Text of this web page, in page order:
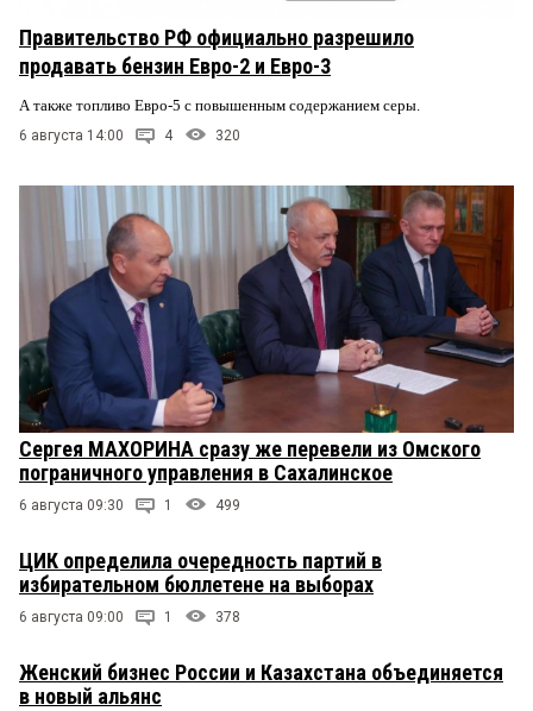
Правительство РФ официально разрешило
продавать бензин Евро-2 и Евро-3
А также топливо Евро-5 с повышенным содержанием серы.
6 августа 14:00 4 320
Сергея МАХОРИНА сразу же перевели из Омского
пограничного управления в Сахалинское
6 августа 09:30 1 499
ЦИК определила очередность партий в
избирательном бюллетене на выборах
6 августа 09:00 1 378
Женский бизнес России и Казахстана объединяется
в новый альянс